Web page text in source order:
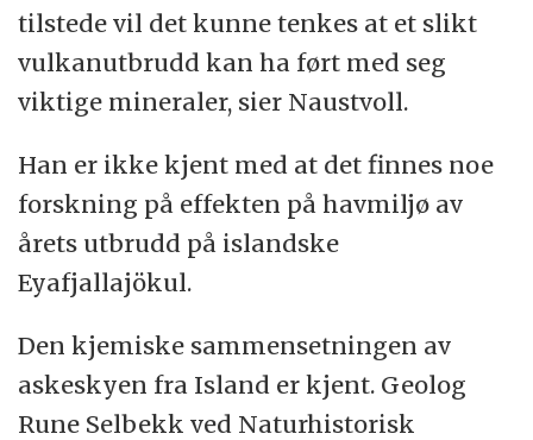
tilstede vil det kunne tenkes at et slikt
vulkanutbrudd kan ha ført med seg
viktige mineraler, sier Naustvoll.
Han er ikke kjent med at det finnes noe
forskning på effekten på havmiljø av
årets utbrudd på islandske
Eyafjallajökul.
Den kjemiske sammensetningen av
askeskyen fra Island er kjent. Geolog
Rune Selbekk ved Naturhistorisk